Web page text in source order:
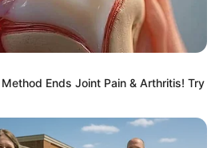
Turned Out To Be True
Ends Joint Pain & Arthritis! Try